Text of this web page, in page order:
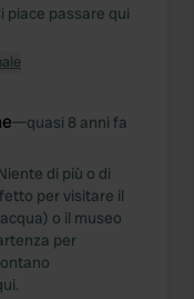
piace passare qui
—quasi 8 anni fa
di più o di
per visitare il
o il museo
per